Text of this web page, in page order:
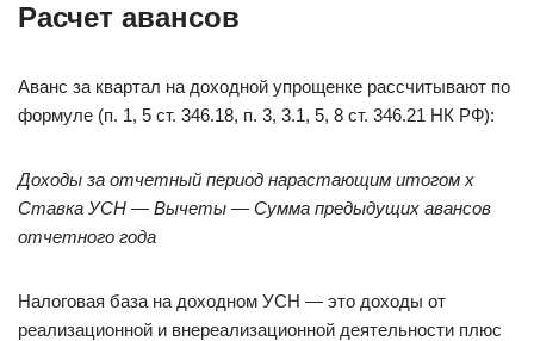
Расчет авансов
Аванс за квартал на доходной упрощенке рассчитывают по
формуле (п. 1, 5 ст. 346.18, п. 3, 3.1, 5, 8 ст. 346.21 НК РФ):
Доходы за отчетный период нарастающим итогом х
Ставка УСН — Вычеты — Сумма предыдущих авансов
отчетного года
Налоговая база на доходном УСН — это доходы от
реализационной и внереализационной деятельности плюс